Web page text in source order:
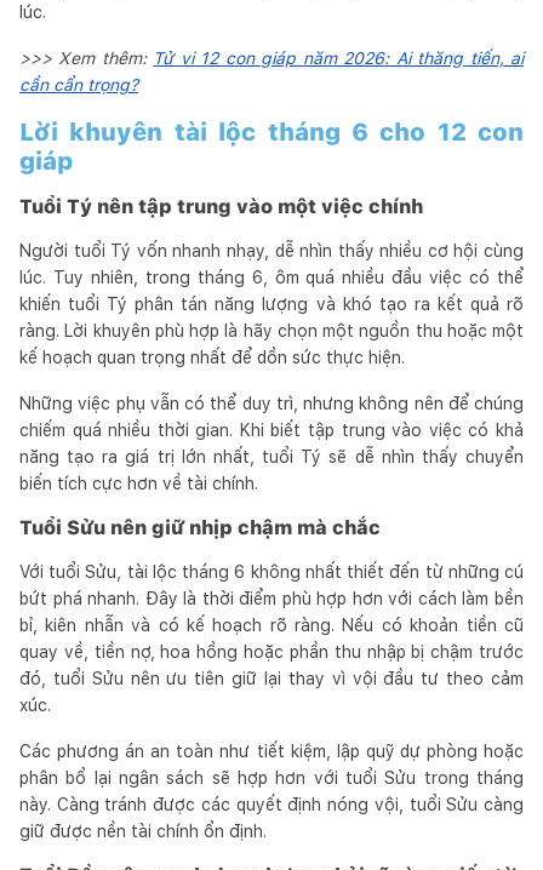
lúc.
>>> Xem thêm: Tử vi 12 con giáp năm 2026: Ai thăng tiến, ai
cần cẩn trọng?
Lời khuyên tài lộc tháng 6 cho 12 con
giáp
Tuổi Tý nên tập trung vào một việc chính
Người tuổi Tý vốn nhanh nhạy, dễ nhìn thấy nhiều cơ hội cùng
lúc. Tuy nhiên, trong tháng 6, ôm quá nhiều đầu việc có thể
khiến tuổi Tý phân tán năng lượng và khó tạo ra kết quả rõ
ràng. Lời khuyên phù hợp là hãy chọn một nguồn thu hoặc một
kế hoạch quan trọng nhất để dồn sức thực hiện.
Những việc phụ vẫn có thể duy trì, nhưng không nên để chúng
chiếm quá nhiều thời gian. Khi biết tập trung vào việc có khả
năng tạo ra giá trị lớn nhất, tuổi Tý sẽ dễ nhìn thấy chuyển
biến tích cực hơn về tài chính.
Tuổi Sửu nên giữ nhịp chậm mà chắc
Với tuổi Sửu, tài lộc tháng 6 không nhất thiết đến từ những cú
bứt phá nhanh. Đây là thời điểm phù hợp hơn với cách làm bền
bỉ, kiên nhẫn và có kế hoạch rõ ràng. Nếu có khoản tiền cũ
quay về, tiền nợ, hoa hồng hoặc phần thu nhập bị chậm trước
đó, tuổi Sửu nên ưu tiên giữ lại thay vì vội đầu tư theo cảm
xúc.
Các phương án an toàn như tiết kiệm, lập quỹ dự phòng hoặc
phân bổ lại ngân sách sẽ hợp hơn với tuổi Sửu trong tháng
này. Càng tránh được các quyết định nóng vội, tuổi Sửu càng
giữ được nền tài chính ổn định.